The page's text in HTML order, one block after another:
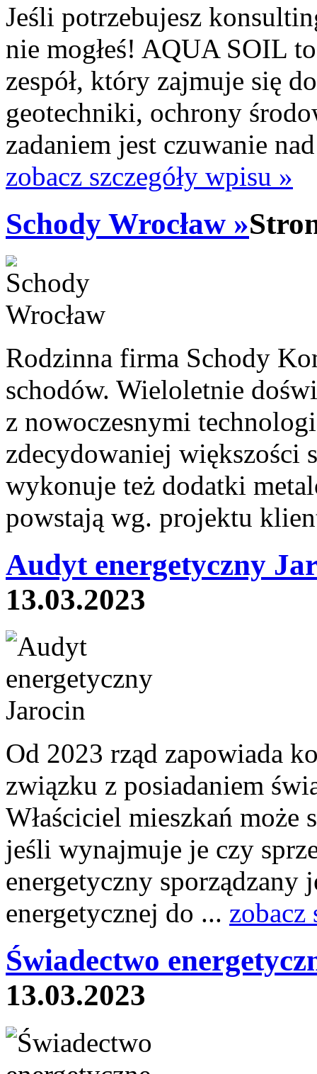
Jeśli potrzebujesz
nie mogłeś! AQUA SOIL
zespół, który zajmuje się
geotechniki, ochrony
zadaniem jest czuwanie
zobacz szczegóły wpisu »
Schody Wrocław »
Rodzinna firma Schody
schodów. Wieloletnie
z nowoczesnymi
zdecydowaniej większości
wykonuje też dodatki
powstają wg. projektu
Audyt energetyczny
13.03.2023
Od 2023 rząd zapowiada
związku z posiadaniem
Właściciel mieszkań
jeśli wynajmuje je czy
energetyczny sporządzany
energetycznej do ... zobacz
Świadectwo
13.03.2023